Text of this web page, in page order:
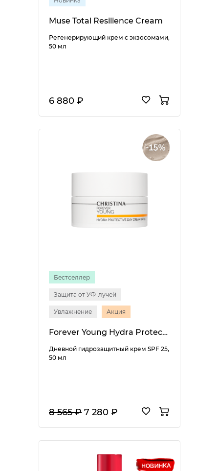
Muse Total Resilience Cream
Регенерирующий крем с экзосомами,
50 мл
6 880 ₽
Бестселлер
Защита от УФ-лучей
Увлажнение Акция
Forever Young Hydra Protective Day Cream SPF 25
Дневной гидрозащитный крем SPF 25,
50 мл
8 565 ₽ 7 280 ₽